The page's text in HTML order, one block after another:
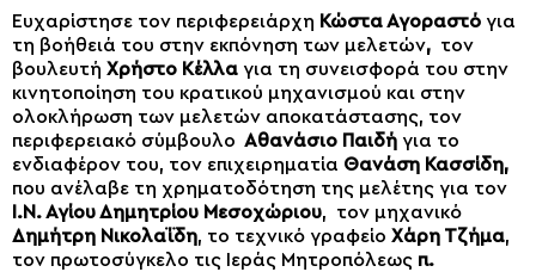
Ευχαρίστησε τον περιφερειάρχη Κώστα Αγοραστό για
τη βοήθειά του στην εκπόνηση των μελετών, τον
βουλευτή Χρήστο Κέλλα για τη συνεισφορά του στην
κινητοποίηση του κρατικού μηχανισμού και στην
ολοκλήρωση των μελετών αποκατάστασης, τον
περιφερειακό σύμβουλο Αθανάσιο Παιδή για το
ενδιαφέρον του, τον επιχειρηματία Θανάση Κασσίδη,
που ανέλαβε τη χρηματοδότηση της μελέτης για τον
Ι.Ν. Αγίου Δημητρίου Μεσοχώριου, τον μηχανικό
Δημήτρη Νικολαΐδη, το τεχνικό γραφείο Χάρη Τζήμα,
τον πρωτοσύγκελο τις Ιεράς Μητροπόλεως π.